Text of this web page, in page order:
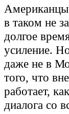
Американцы
в таком не
долгое
усиление.
даже не в
того, что
работает,
диалога со